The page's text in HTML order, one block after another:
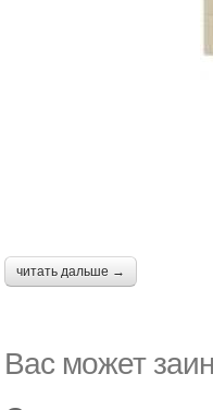
читать дальше →
Вас может